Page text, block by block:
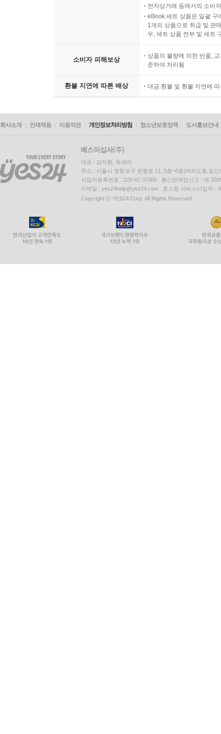
전자상거래 등에서의 소비
eBook 세트 상품은 일괄 구
1개의 상품으로 취급 및 판
우, 세트 상품 전부 및 세트
소비자 피해보상
상품의 불량에 의한 반품,
준하여 처리됨
환불 지연에 따른 배상 대금 환불 및 환불 지연에
회사소개 인재채용 이용약관 개인정보처리방침 청소년보호정책 도서홍보안내
대표 : 김석환, 최세라
주소 : 서울시 영등포구 은행로 11, 5층~6층(여의도동,일신
사업자등록번호 : 229-81-37000 통신판매업신고 : 제
이메일 : yes24help@yes24.com 호스팅 서비스사업자 :
Copyright ⓒ YES24 Corp. All Rights Reserved.